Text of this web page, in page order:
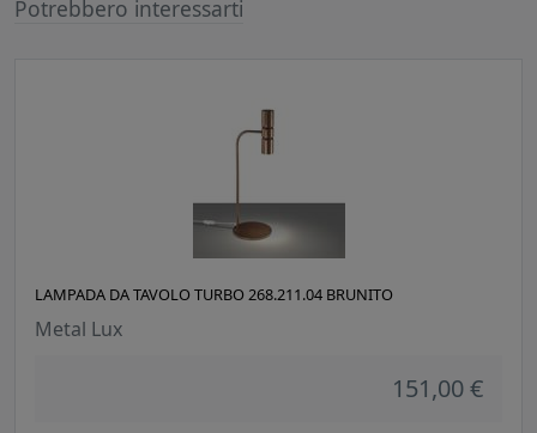
Potrebbero interessarti
LAMPADA DA TAVOLO TURBO 268.211.04 BRUNITO
Metal Lux
151,00 €